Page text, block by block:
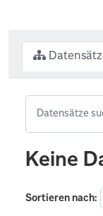
Keine
Sortieren nach